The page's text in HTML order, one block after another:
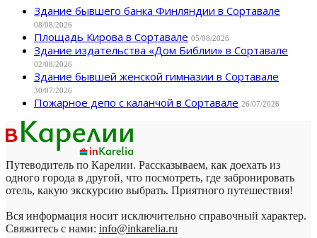
Здание бывшего банка Финляндии в Сортавале
08/08/2026
Площадь Кирова в Сортавале 05/08/2026
Здание издательства «Дом Библии» в Сортавале
02/08/2026
Здание бывшей женской гимназии в Сортавале
30/07/2026
Пожарное депо с каланчой в Сортавале 26/07/2026
Путеводитель по Карелии. Рассказываем, как доехать из
одного города в другой, что посмотреть, где забронировать
отель, какую экскурсию выбрать. Приятного путешествия!
Вся информация носит исключительно справочный характер.
Свяжитесь с нами: info@inkarelia.ru